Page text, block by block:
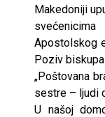
Makedoniji
Apostolskog
Poziv
„Poštovana
sestre – ljudi
U našoj